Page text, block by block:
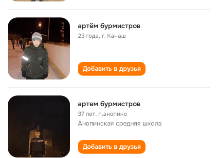
артём бурмистров
23 года,г. Канаш
Добавить в друзья
артем бурмистров
37 лет,п.анопино
Анопинская cредняя школа
Добавить в друзья